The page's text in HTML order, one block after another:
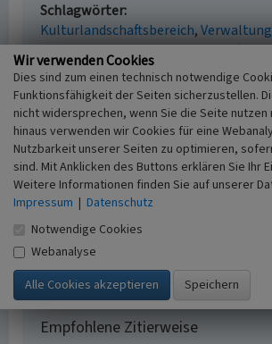
Schlagwörter
Kulturlandschaftsbereich
Polizeigebäude Rathaus Platz
Fachsicht(en)
Kulturlandschaftspflege, Archäologie,
Denkmalpflege, Landeskunde,
Erfassungsmaßstab
i.d.R. 1:25.000 (kleiner als 1:20.000)
Erfassungsmethode
Literaturauswertung,
kartierung, Archivauswertung
Historischer Zeitraum
Beginn 2012
Empfohlene Zitierweise
Wir verwenden Cookies
Dies sind zum einen technisch notwendige
Funktionsfähigkeit der Seiten sicherzustellen.
nicht widersprechen, wenn Sie die Seite nutzen
hinaus verwenden wir Cookies für eine
Nutzbarkeit unserer Seiten zu optimieren,
sind. Mit Anklicken des Buttons erklären Sie Ihr
Weitere Informationen finden Sie auf unserer
Impressum | Datenschutz
Notwendige Cookies
Webanalyse